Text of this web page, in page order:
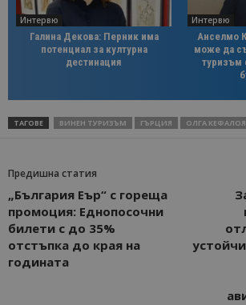
Интервю
Галина Декова: Перник има
потенциал за културна
дестинация
Интервю
Анселмо
може да
туризъм
ТАГОВЕ ВИНЕН ТУРИЗЪМ ГЪРЦИЯ ОЛГА
Предишна статия
„България Еър“ с гореща
промоция: Еднопосочни
билети с до 35%
отстъпка до края на
годината